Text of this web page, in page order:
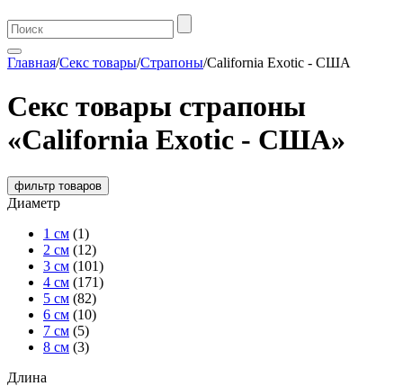
Главная/Секс товары/Страпоны/California Exotic - США
Секс товары страпоны
«California Exotic - США»
фильтр товаров
Диаметр
1 см (1)
2 см (12)
3 см (101)
4 см (171)
5 см (82)
6 см (10)
7 см (5)
8 см (3)
Длина